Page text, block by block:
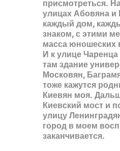
присмотреться.
улицах Абовяна и
каждый дом,
знаком, с этими
масса юношеских
И к улице
там здание
Московян,
тоже кажутся
Киевян моя.
Киевский мост и
улицу
город в моем
заканчивается.